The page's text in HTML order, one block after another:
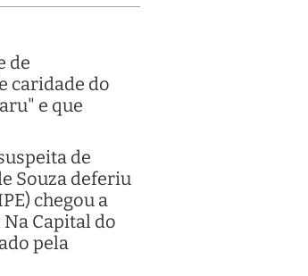
de
caridade do
e que
de
Souza deferiu
chegou a
Capital do
pela